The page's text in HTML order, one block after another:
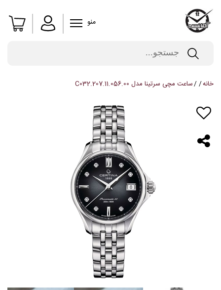
منو
خانه ساعت مچی سرتینا مدل C032.207.11.056.00